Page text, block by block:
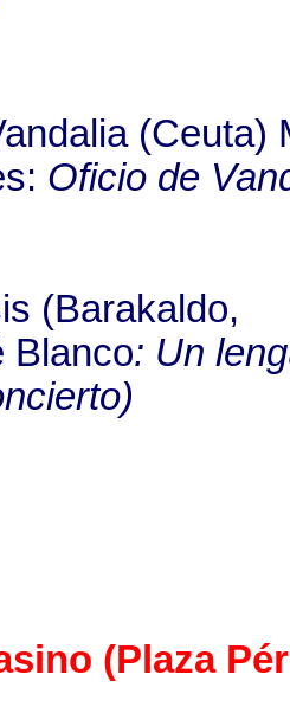
(Ceuta)
Oficio de
(Barakaldo,
Blanco: Un
(Plaza